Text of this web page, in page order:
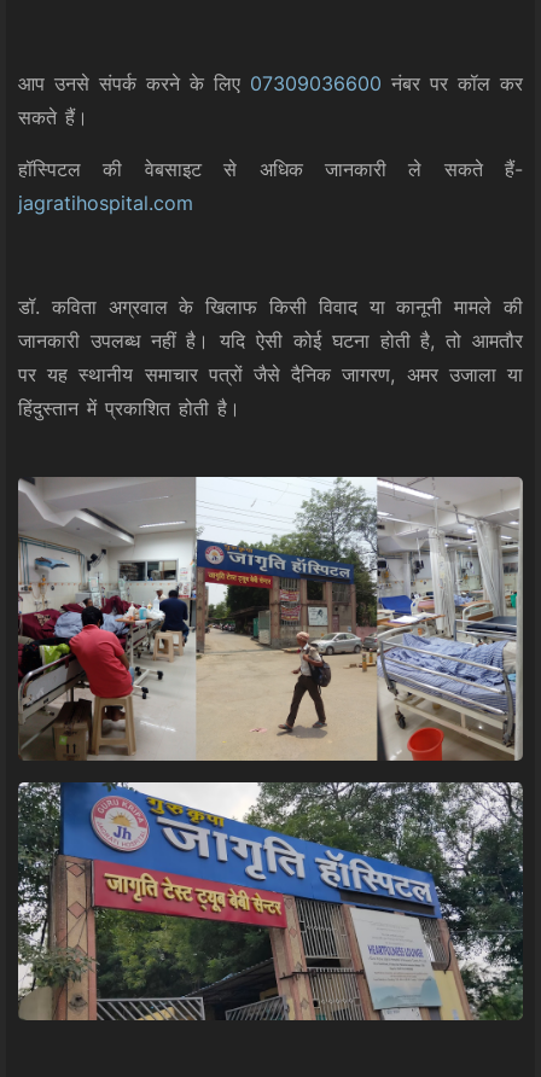
आप उनसे संपर्क करने के लिए 07309036600 नंबर पर कॉल कर
सकते हैं।
हॉस्पिटल की वेबसाइट से अधिक जानकारी ले सकते हैं-
jagratihospital.com
डॉ. कविता अग्रवाल के खिलाफ किसी विवाद या कानूनी मामले की
जानकारी उपलब्ध नहीं है। यदि ऐसी कोई घटना होती है, तो आमतौर
पर यह स्थानीय समाचार पत्रों जैसे दैनिक जागरण, अमर उजाला या
हिंदुस्तान में प्रकाशित होती है।